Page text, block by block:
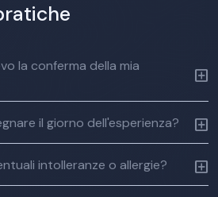
la conferma della mia
il giorno dell'esperienza?
intolleranze o allergie?